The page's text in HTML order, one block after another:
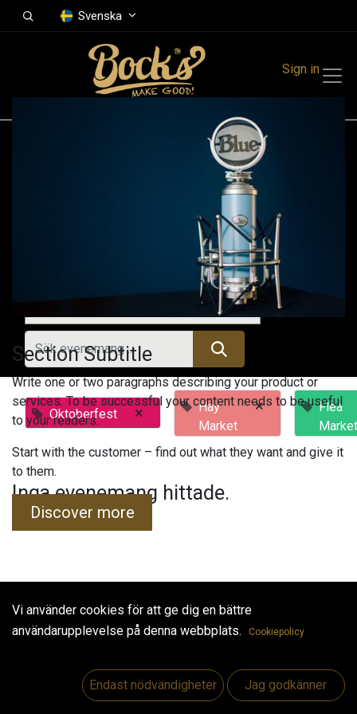
Svenska
Sign in
Tidigare evenemang
Oktoberfest ×
Hay
Market
×
Flea
Inga evenemang hittade.
Useful Links
Section Subtitle
Write one or two paragraphs describing your product or
services. To be successful your content needs to be useful
to your readers.
Start with the customer – find out what they want and give it
to them.
Discover more
Vi använder cookies för att ge dig en bättre
användarupplevelse på denna webbplats.
Cookiepolicy
Endast nödvändigheter Jag godkänner